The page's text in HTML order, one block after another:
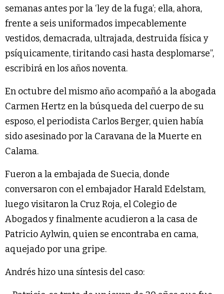
semanas antes por la ‘ley de la fuga’; ella, ahora,
frente a seis uniformados impecablemente
vestidos, demacrada, ultrajada, destruida física y
psíquicamente, tiritando casi hasta desplomarse”,
escribirá en los años noventa.
En octubre del mismo año acompañó a la abogada
Carmen Hertz en la búsqueda del cuerpo de su
esposo, el periodista Carlos Berger, quien había
sido asesinado por la Caravana de la Muerte en
Calama.
Fueron a la embajada de Suecia, donde
conversaron con el embajador Harald Edelstam,
luego visitaron la Cruz Roja, el Colegio de
Abogados y finalmente acudieron a la casa de
Patricio Aylwin, quien se encontraba en cama,
aquejado por una gripe.
Andrés hizo una síntesis del caso: